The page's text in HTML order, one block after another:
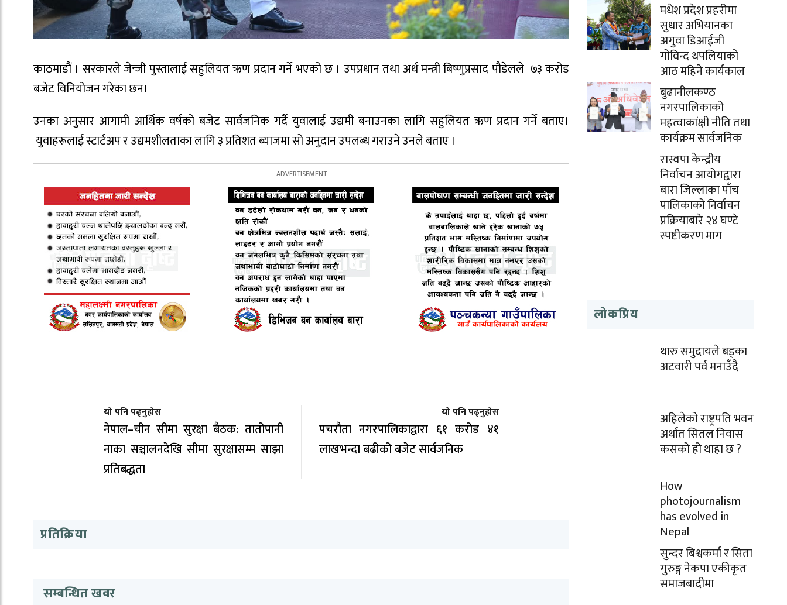
काठमाडौं । सरकारले जेन्जी पुस्तालाई सहुलियत ऋण प्रदान गर्ने भएको छ । उपप्रधान तथा अर्थ मन्त्री बिष्णुप्रसाद पौडेलले ७३ करोड
बजेट विनियोजन गरेका छन।
उनका अनुसार आगामी आर्थिक वर्षको बजेट सार्वजनिक गर्दै युवालाई उद्यमी बनाउनका लागि सहुलियत ऋण प्रदान गर्ने बताए।
युवाहरूलाई स्टार्टअप र उद्यमशीलताका लागि ३ प्रतिशत ब्याजमा सो अनुदान उपलब्ध गराउने उनले बताए ।
यो पनि पढ्नुहोस
नेपाल–चीन सीमा सुरक्षा बैठक: तातोपानी
नाका सञ्चालनदेखि सीमा सुरक्षासम्म साझा
प्रतिबद्धता
यो पनि पढ्नुहोस
पचरौता नगरपालिकाद्वारा ६१ करोड ४१
लाखभन्दा बढीको बजेट सार्वजनिक
प्रतिक्रिया
सम्बन्धित खवर
मधेश प्रदेश प्रहरीमा
सुधार अभियानका
अगुवा डिआईजी
गोविन्द थपलियाको
आठ महिने कार्यकाल
बुढानीलकण्ठ
नगरपालिकाको
महत्वाकांक्षी नीति तथा
कार्यक्रम सार्वजनिक
रास्वपा केन्द्रीय
निर्वाचन आयोगद्वारा
बारा जिल्लाका पाँच
पालिकाको निर्वाचन
प्रक्रियाबारे २४ घण्टे
स्पष्टीकरण माग
लोकप्रिय
थारु समुदायले बड्का
अटवारी पर्व मनाउँदै
अहिलेको राष्ट्रपति भवन
अर्थात सितल निवास
कसको हो थाहा छ ?
How
photojournalism
has evolved in
Nepal
सुन्दर बिश्वकर्मा र सिता
गुरुङ्ग नेकपा एकीकृत
समाजबादीमा